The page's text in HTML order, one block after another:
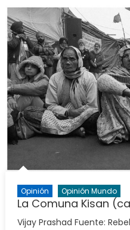
Opinión Opinión Mundo
La Comuna Kisan
Vijay Prashad Fuente: